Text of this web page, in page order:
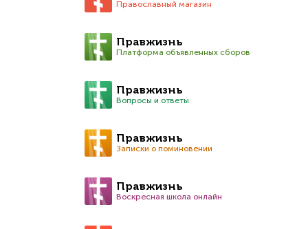
Православный магазин
Правжизнь
Платформа объявленных сборов
Правжизнь
Вопросы и ответы
Правжизнь
Записки о поминовении
Правжизнь
Воскресная школа онлайн